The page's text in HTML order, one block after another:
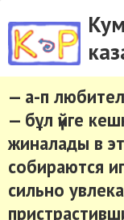
— а-п
— бұл үйге
жиналады в
собираются
сильно